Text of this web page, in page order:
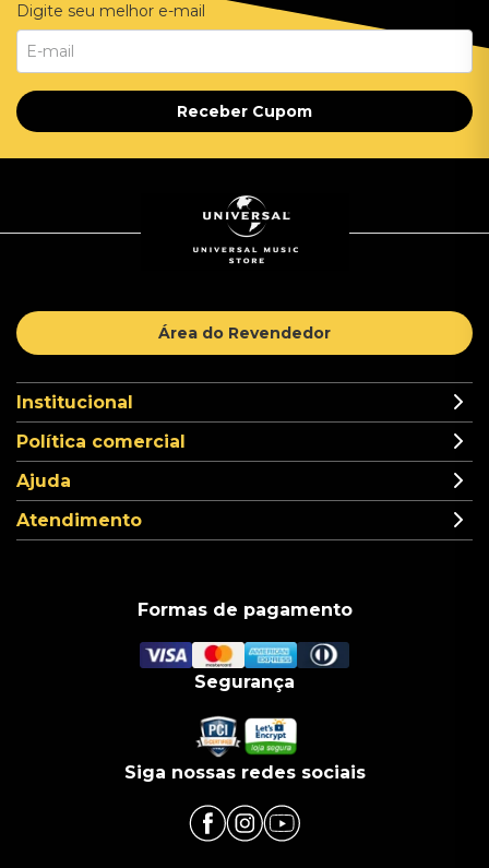
Digite seu melhor e-mail
Receber Cupom
Área do Revendedor
Institucional
Política comercial
Ajuda
Atendimento
Formas de pagamento
Segurança
Siga nossas redes sociais